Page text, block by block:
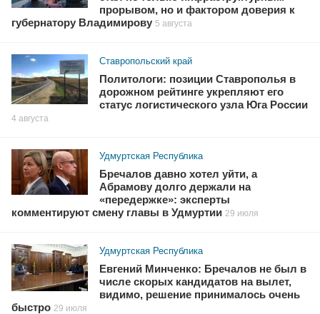
прорывом, но и фактором доверия к
губернатору Владимирову 5 августа
Ставропольский край
Политологи: позиции Ставрополья в
дорожном рейтинге укрепляют его
статус логистического узла Юга России
4 августа
Удмуртская Республика
Бречалов давно хотел уйти, а
Абрамову долго держали на
«передержке»: эксперты
комментируют смену главы в Удмуртии 29 июля
Удмуртская Республика
Евгений Минченко: Бречалов не был в
числе скорых кандидатов на вылет,
видимо, решение принималось очень
быстро 29 июля